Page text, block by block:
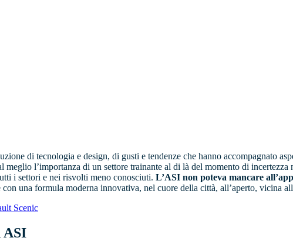
di tecnologia e design, di gusti e tendenze che hanno accompagnato
l’importanza di un settore trainante al di là del momento di
i settori e nei risvolti meno conosciuti. L’ASI non poteva mancare
una formula moderna innovativa, nel cuore della città, all’aperto, vicina
Scenic
ASI